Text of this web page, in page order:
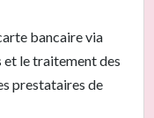
bancaire via
et le traitement des
prestataires de